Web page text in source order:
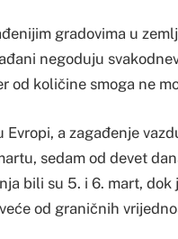
gradovima u
negoduju
od količine smoga ne
a zagađenje
sedam od devet
bili su 5. i 6. mart, dok
od graničnih